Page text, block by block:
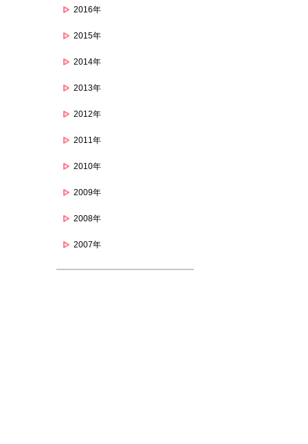
2016年
2015年
2014年
2013年
2012年
2011年
2010年
2009年
2008年
2007年